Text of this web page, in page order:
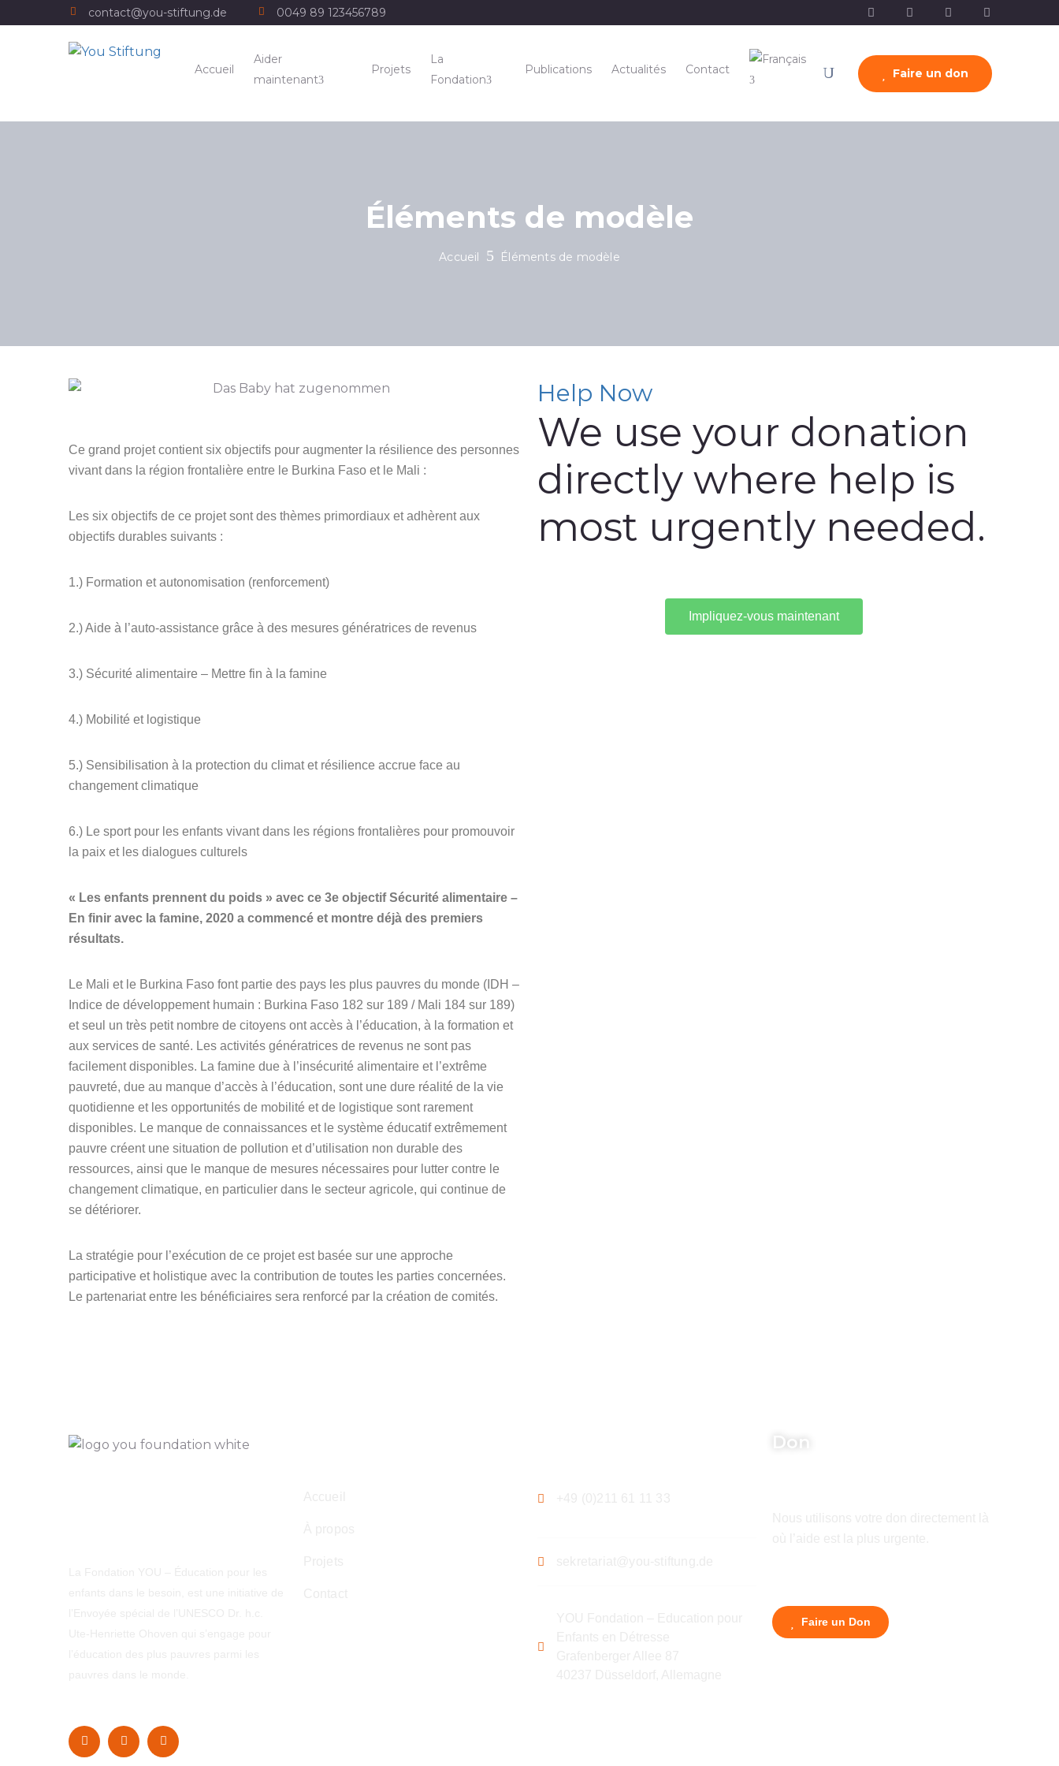
contact@you-stiftung.de 0049 89 123456789
Accueil
Aider
maintenant
Projets
La
Fondation
Publications Actualités Contact Faire un don
Éléments de modèle
Accueil Éléments de modèle
Ce grand projet contient six objectifs pour augmenter la résilience des personnes
vivant dans la région frontalière entre le Burkina Faso et le Mali :
Les six objectifs de ce projet sont des thèmes primordiaux et adhèrent aux
objectifs durables suivants :
1.) Formation et autonomisation (renforcement)
2.) Aide à l’auto-assistance grâce à des mesures génératrices de revenus
3.) Sécurité alimentaire – Mettre fin à la famine
4.) Mobilité et logistique
5.) Sensibilisation à la protection du climat et résilience accrue face au
changement climatique
6.) Le sport pour les enfants vivant dans les régions frontalières pour promouvoir
la paix et les dialogues culturels
« Les enfants prennent du poids » avec ce 3e objectif Sécurité alimentaire –
En finir avec la famine, 2020 a commencé et montre déjà des premiers
résultats.
Le Mali et le Burkina Faso font partie des pays les plus pauvres du monde (IDH –
Indice de développement humain : Burkina Faso 182 sur 189 / Mali 184 sur 189)
et seul un très petit nombre de citoyens ont accès à l’éducation, à la formation et
aux services de santé. Les activités génératrices de revenus ne sont pas
facilement disponibles. La famine due à l’insécurité alimentaire et l’extrême
pauvreté, due au manque d’accès à l’éducation, sont une dure réalité de la vie
quotidienne et les opportunités de mobilité et de logistique sont rarement
disponibles. Le manque de connaissances et le système éducatif extrêmement
pauvre créent une situation de pollution et d’utilisation non durable des
ressources, ainsi que le manque de mesures nécessaires pour lutter contre le
changement climatique, en particulier dans le secteur agricole, qui continue de
se détériorer.
La stratégie pour l’exécution de ce projet est basée sur une approche
participative et holistique avec la contribution de toutes les parties concernées.
Le partenariat entre les bénéficiaires sera renforcé par la création de comités.
Help Now
We use your donation
directly where help is
most urgently needed.
Impliquez-vous maintenant
Don
Faire un Don